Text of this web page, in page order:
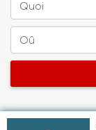
Quoi
Oû